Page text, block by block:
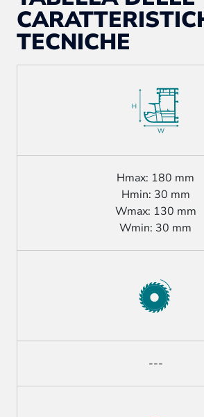
TECNICHE
Hmax: 180 mm
Hmin: 30 mm
Wmax: 130 mm
Wmin: 30 mm
---